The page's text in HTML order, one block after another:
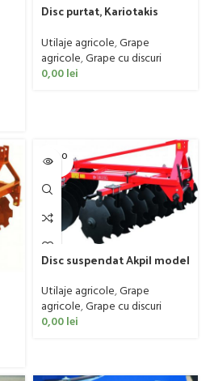
Disc purtat, Kariotakis
Utilaje agricole,Grape
agricole,Grape cu discuri
0,00lei
SOLD O
UT
Disc suspendat Akpil model
Utilaje agricole,Grape
agricole,Grape cu discuri
0,00lei